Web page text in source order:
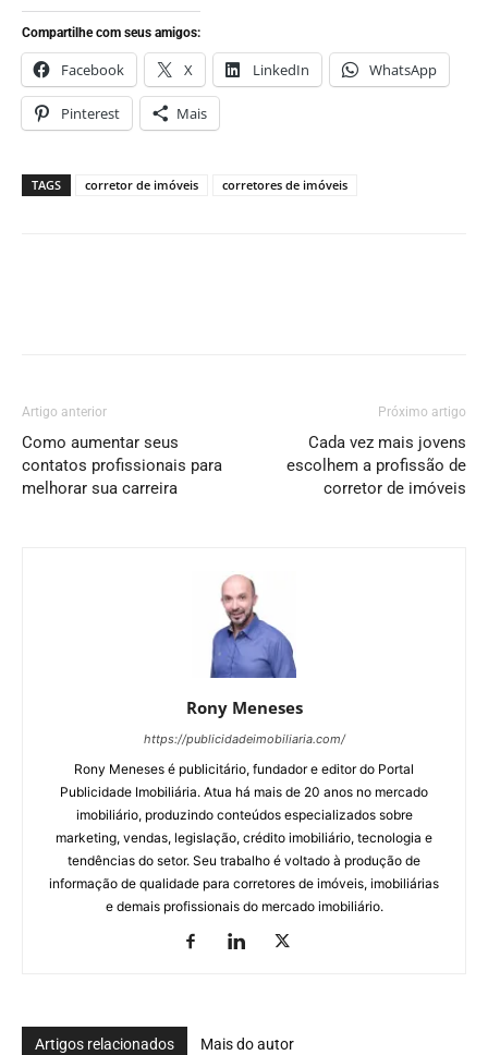
Compartilhe com seus amigos:
Facebook X LinkedIn WhatsApp
Pinterest Mais
TAGS corretor de imóveis corretores de imóveis
Artigo anterior
Como aumentar seus
contatos profissionais para
melhorar sua carreira
Próximo artigo
Cada vez mais jovens
escolhem a profissão de
corretor de imóveis
Rony Meneses
https://publicidadeimobiliaria.com/
Rony Meneses é publicitário, fundador e editor do Portal
Publicidade Imobiliária. Atua há mais de 20 anos no mercado
imobiliário, produzindo conteúdos especializados sobre
marketing, vendas, legislação, crédito imobiliário, tecnologia e
tendências do setor. Seu trabalho é voltado à produção de
informação de qualidade para corretores de imóveis, imobiliárias
e demais profissionais do mercado imobiliário.
Artigos relacionados Mais do autor